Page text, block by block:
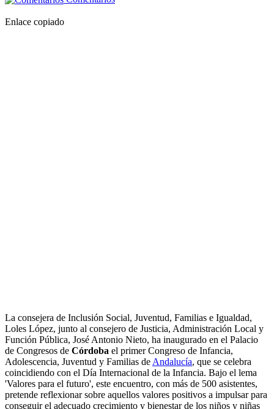
Enlace copiado
La consejera de Inclusión Social, Juventud, Familias e Igualdad,
Loles López, junto al consejero de Justicia, Administración Local y
Función Pública, José Antonio Nieto, ha inaugurado en el Palacio
de Congresos de Córdoba el primer Congreso de Infancia,
Adolescencia, Juventud y Familias de Andalucía, que se celebra
coincidiendo con el Día Internacional de la Infancia. Bajo el lema
'Valores para el futuro', este encuentro, con más de 500 asistentes,
pretende reflexionar sobre aquellos valores positivos a impulsar para
conseguir el adecuado crecimiento y bienestar de los niños y niñas